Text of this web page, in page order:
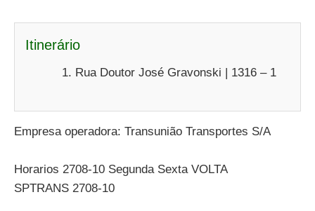
Itinerário
Rua Doutor José Gravonski | 1316 – 1
Empresa operadora: Transunião Transportes S/A
Horarios 2708-10 Segunda Sexta VOLTA
SPTRANS 2708-10